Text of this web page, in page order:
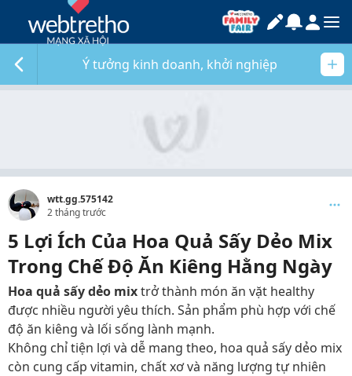
Ý tưởng kinh doanh, khởi nghiệp
wtt.gg.575142
2 tháng trước
5 Lợi Ích Của Hoa Quả Sấy Dẻo Mix
Trong Chế Độ Ăn Kiêng Hằng Ngày
Hoa quả sấy dẻo mixtrở thành món ăn vặt healthy
được nhiều người yêu thích. Sản phẩm phù hợp với chế
độ ăn kiêng và lối sống lành mạnh.
Không chỉ tiện lợi và dễ mang theo, hoa quả sấy dẻo mix
còn cung cấp vitamin, chất xơ và năng lượng tự nhiên